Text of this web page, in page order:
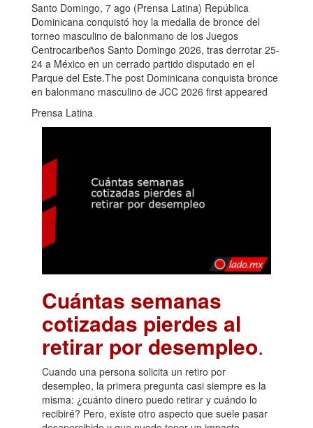
Santo Domingo, 7 ago (Prensa Latina) República
Dominicana conquistó hoy la medalla de bronce del
torneo masculino de balonmano de los Juegos
Centrocaribeños Santo Domingo 2026, tras derrotar 25-
24 a México en un cerrado partido disputado en el
Parque del Este.The post Dominicana conquista bronce
en balonmano masculino de JCC 2026 first appeared
Prensa Latina
Cuántas semanas
cotizadas pierdes al
retirar por desempleo.
Cuando una persona solicita un retiro por
desempleo, la primera pregunta casi siempre es la
misma: ¿cuánto dinero puedo retirar y cuándo lo
recibiré? Pero, existe otro aspecto que suele pasar